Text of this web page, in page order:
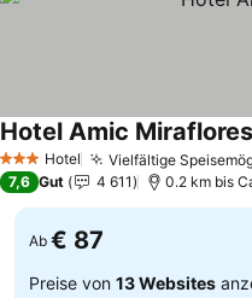
3 SterneHotel Vielfältige
Hotel Amic Miraflores
7,6 Gut 4 611 0.2 km bis
Ab € 87
Preise von 13 Websites